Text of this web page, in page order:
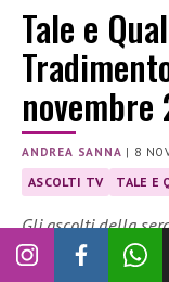
Tale e
novembre
ANDREA SANNA | 8
ASCOLTI TV TALE E
Gli ascolti della
Sfida importante del